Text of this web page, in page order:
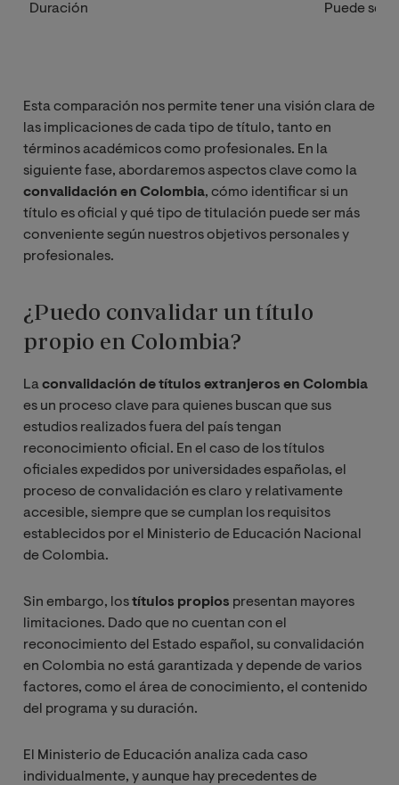
Duración Puede ser
Esta comparación nos permite tener una visión clara de
las implicaciones de cada tipo de título, tanto en
términos académicos como profesionales. En la
siguiente fase, abordaremos aspectos clave como la
convalidación en Colombia, cómo identificar si un
título es oficial y qué tipo de titulación puede ser más
conveniente según nuestros objetivos personales y
profesionales.
¿Puedo convalidar un título
propio en Colombia?
Laconvalidación de títulos extranjeros en Colombia
es un proceso clave para quienes buscan que sus
estudios realizados fuera del país tengan
reconocimiento oficial. En el caso de los títulos
oficiales expedidos por universidades españolas, el
proceso de convalidación es claro y relativamente
accesible, siempre que se cumplan los requisitos
establecidos por el Ministerio de Educación Nacional
de Colombia.
Sin embargo, lostítulos propios presentan mayores
limitaciones. Dado que no cuentan con el
reconocimiento del Estado español, su convalidación
en Colombia no está garantizada y depende de varios
factores, como el área de conocimiento, el contenido
del programa y su duración.
El Ministerio de Educación analiza cada caso
individualmente, y aunque hay precedentes de